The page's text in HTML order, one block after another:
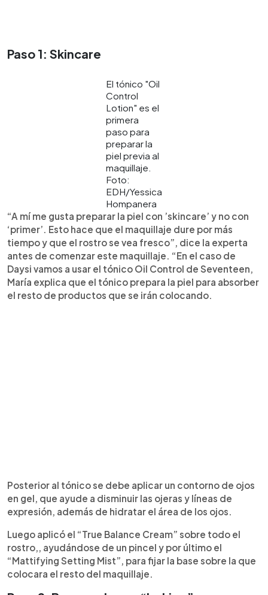
Paso 1: Skincare
El tónico "Oil
Control
Lotion" es el
primera
paso para
preparar la
piel previa al
maquillaje.
Foto:
EDH/Yessica
Hompanera
“A mí me gusta preparar la piel con ’skincare’ y no con
‘primer’. Esto hace que el maquillaje dure por más
tiempo y que el rostro se vea fresco”, dice la experta
antes de comenzar este maquillaje. “En el caso de
Daysi vamos a usar el tónico Oil Control de Seventeen,
María explica que el tónico prepara la piel para absorber
el resto de productos que se irán colocando.
Posterior al tónico se debe aplicar un contorno de ojos
en gel, que ayude a disminuir las ojeras y líneas de
expresión, además de hidratar el área de los ojos.
Luego aplicó el “True Balance Cream” sobre todo el
rostro,, ayudándose de un pincel y por último el
“Mattifying Setting Mist”, para fijar la base sobre la que
colocara el resto del maquillaje.